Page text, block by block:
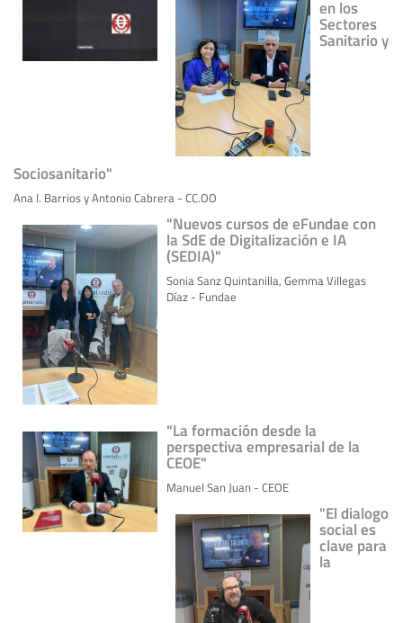
en los
Sectores
Sanitario y
Sociosanitario"
Ana I. Barrios y Antonio Cabrera - CC.OO
"Nuevos cursos de eFundae con
la SdE de Digitalización e IA
(SEDIA)"
Sonia Sanz Quintanilla, Gemma Villegas
Díaz - Fundae
"La formación desde la
perspectiva empresarial de la
CEOE"
Manuel San Juan - CEOE
"El dialogo
social es
clave para
la